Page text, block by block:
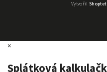
Vytvořil Shoptet
×
Splátková